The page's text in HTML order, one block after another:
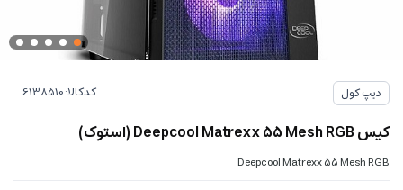
دیپ کول کدکالا:
کیس Deepcool Matrexx 55 Mesh RGB (استوک)
Deepcool Matrexx 55 Mesh RGB